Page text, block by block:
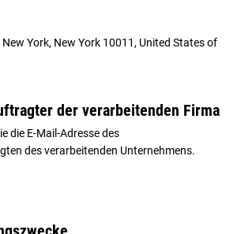
York, New York 10011, United States of
der verarbeitenden Firma
die E-Mail-Adresse des
des verarbeitenden Unternehmens.